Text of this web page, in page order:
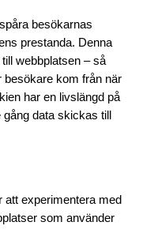
besökarnas
prestanda. Denna
webbplatsen – så
besökare kom från när
har en livslängd på
data skickas till
att experimentera med
som använder